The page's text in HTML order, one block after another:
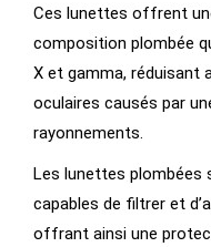
Ces lunettes offrent
composition plombée
X et gamma, réduisant
oculaires causés par
rayonnements.
Les lunettes plombées
capables de filtrer et
offrant ainsi une